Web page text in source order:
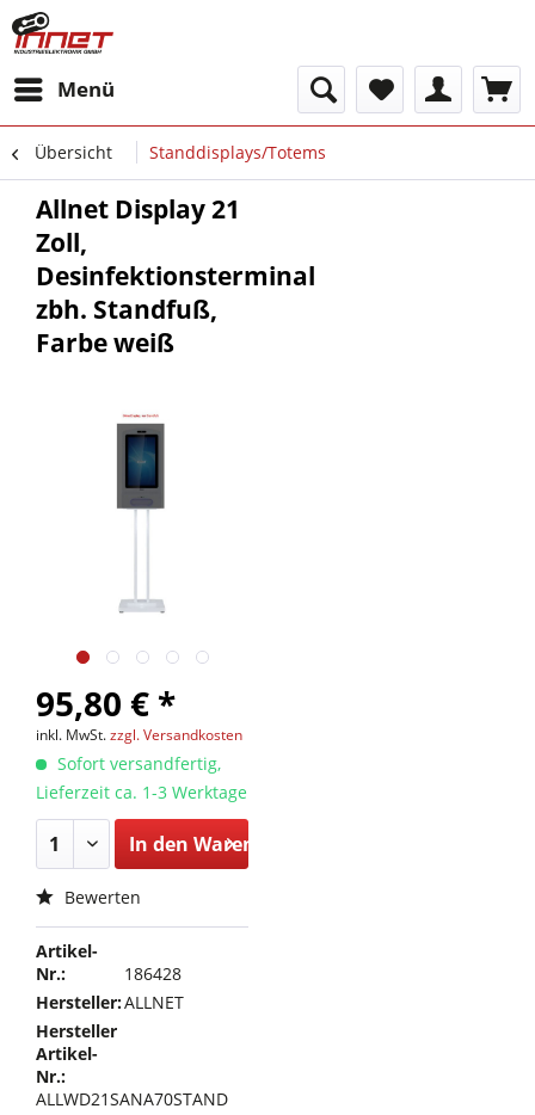
Menü
Übersicht Standdisplays/Totems
Allnet Display 21
Zoll,
Desinfektionsterminal
zbh. Standfuß,
Farbe weiß
95,80 € *
inkl. MwSt.zzgl. Versandkosten
Sofort versandfertig,
Lieferzeit ca. 1-3 Werktage
In den Warenkorb
Bewerten
Artikel-
Nr.:
186428
Hersteller:ALLNET
Hersteller
Artikel-
Nr.:
ALLWD21SANA70STAND